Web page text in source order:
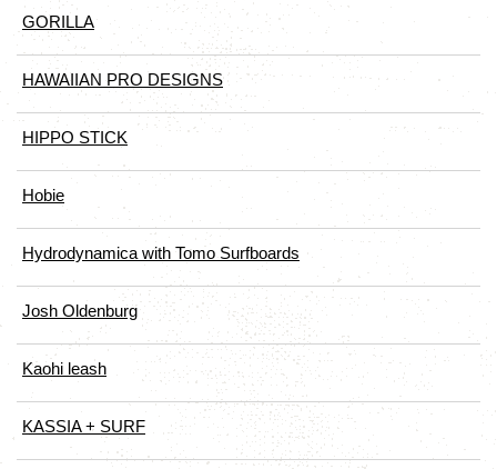
GORILLA
HAWAIIAN PRO DESIGNS
HIPPO STICK
Hobie
Hydrodynamica with Tomo Surfboards
Josh Oldenburg
Kaohi leash
KASSIA + SURF